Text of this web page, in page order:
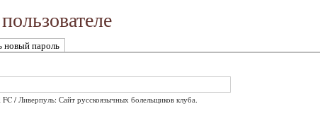
новый пароль
/ Ливерпуль: Сайт русскоязычных болельщиков клуба.